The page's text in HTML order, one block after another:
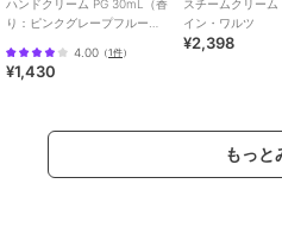
ハンドクリーム PG 30mL（香
り：ピンクグレープフルー
4.00 （1件）
¥1,430
スチームクリー
イン・ワルツ
¥2,398
もっと